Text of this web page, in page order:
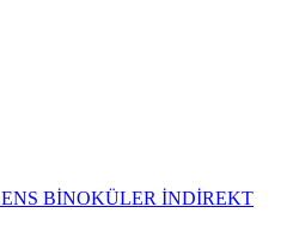
LENS BİNOKÜLER İNDİREKT